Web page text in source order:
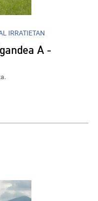
IRRATIETAN
A -